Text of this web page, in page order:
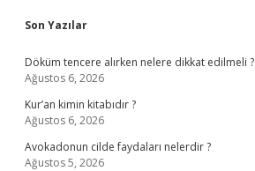
Sidebar
Son Yazılar
Döküm tencere alırken nelere dikkat edilmeli ?
Ağustos 6, 2026
Kur’an kimin kitabıdır ?
Ağustos 6, 2026
Avokadonun cilde faydaları nelerdir ?
Ağustos 5, 2026